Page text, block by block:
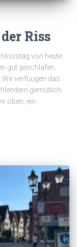
Riss
von heute.
gut geschlafen.
verfuugen das
gemütlich
oben, ein